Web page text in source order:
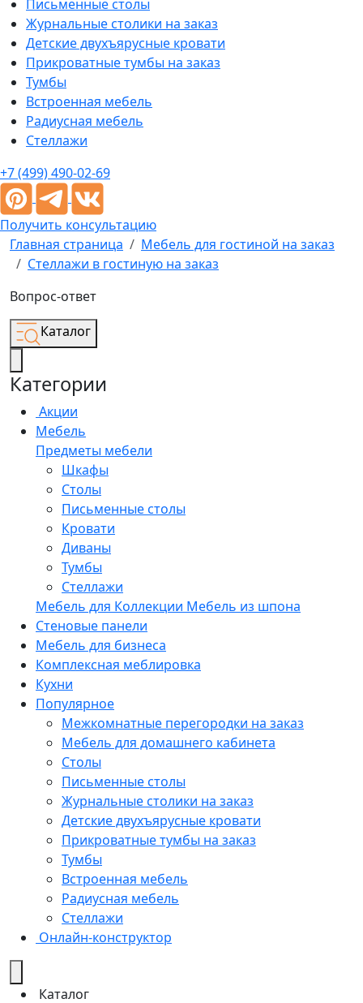
Письменные столы
Журнальные столики на заказ
Детские двухъярусные кровати
Прикроватные тумбы на заказ
Тумбы
Встроенная мебель
Радиусная мебель
Стеллажи
+7 (499) 490-02-69
Получить консультацию
Главная страница
Мебель для гостиной на заказ
Стеллажи в гостиную на заказ
Вопрос-ответ
Каталог
Категории
Акции
Мебель
Предметы мебели
Шкафы
Столы
Письменные столы
Кровати
Диваны
Тумбы
Стеллажи
Мебель для Коллекции Мебель из шпона
Стеновые панели
Мебель для бизнеса
Комплексная меблировка
Кухни
Популярное
Межкомнатные перегородки на заказ
Мебель для домашнего кабинета
Столы
Письменные столы
Журнальные столики на заказ
Детские двухъярусные кровати
Прикроватные тумбы на заказ
Тумбы
Встроенная мебель
Радиусная мебель
Стеллажи
Онлайн-конструктор
Каталог